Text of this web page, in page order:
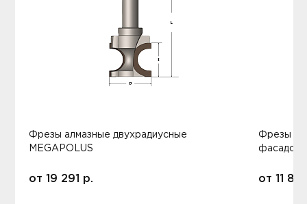
Фрезы алмазные двухрадиусные
MEGAPOLUS
от 19 291 р.
Фрезы
фасадов
от 11